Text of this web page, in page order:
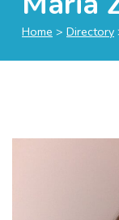
Home > Directory